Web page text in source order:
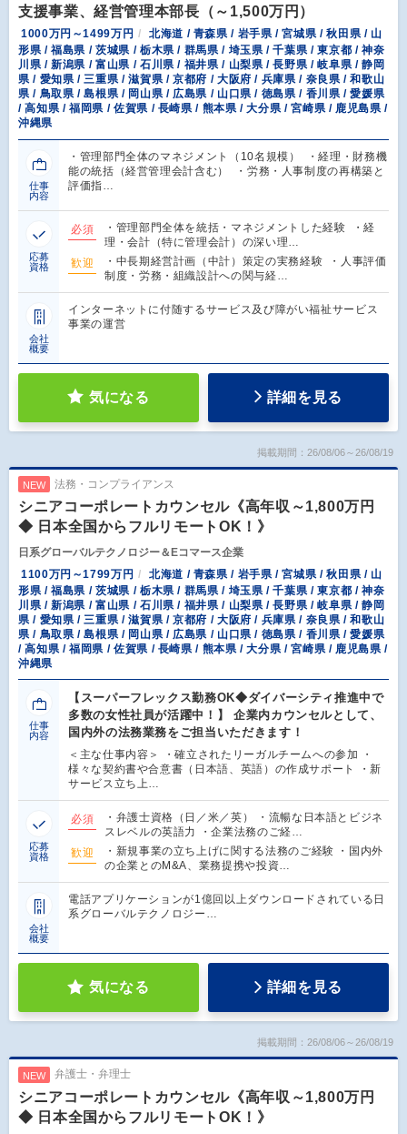
支援事業、経営管理本部長（～1,500万円）
1000万円～1499万円
北海道 / 青森県 / 岩手県 / 宮城県 / 秋田県 / 山
形県 / 福島県 / 茨城県 / 栃木県 / 群馬県 / 埼玉県 / 千葉県 / 東京都 / 神奈
川県 / 新潟県 / 富山県 / 石川県 / 福井県 / 山梨県 / 長野県 / 岐阜県 / 静岡
県 / 愛知県 / 三重県 / 滋賀県 / 京都府 / 大阪府 / 兵庫県 / 奈良県 / 和歌山
県 / 鳥取県 / 島根県 / 岡山県 / 広島県 / 山口県 / 徳島県 / 香川県 / 愛媛県
/ 高知県 / 福岡県 / 佐賀県 / 長崎県 / 熊本県 / 大分県 / 宮崎県 / 鹿児島県 /
沖縄県
仕事
内容
・管理部門全体のマネジメント（10名規模） ・経理・財務機
能の統括（経営管理会計含む） ・労務・人事制度の再構築と
評価指…
応募
資格
必須
・管理部門全体を統括・マネジメントした経験 ・経
理・会計（特に管理会計）の深い理…
歓迎
・中長期経営計画（中計）策定の実務経験 ・人事評価
制度・労務・組織設計への関与経…
会社
概要
インターネットに付随するサービス及び障がい福祉サービス
事業の運営
気になる 詳細を見る
掲載期間：26/08/06～26/08/19
NEW 法務・コンプライアンス
シニアコーポレートカウンセル《高年収～1,800万円
◆ 日本全国からフルリモートOK！》
日系グローバルテクノロジー＆Eコマース企業
1100万円～1799万円
北海道 / 青森県 / 岩手県 / 宮城県 / 秋田県 / 山
形県 / 福島県 / 茨城県 / 栃木県 / 群馬県 / 埼玉県 / 千葉県 / 東京都 / 神奈
川県 / 新潟県 / 富山県 / 石川県 / 福井県 / 山梨県 / 長野県 / 岐阜県 / 静岡
県 / 愛知県 / 三重県 / 滋賀県 / 京都府 / 大阪府 / 兵庫県 / 奈良県 / 和歌山
県 / 鳥取県 / 島根県 / 岡山県 / 広島県 / 山口県 / 徳島県 / 香川県 / 愛媛県
/ 高知県 / 福岡県 / 佐賀県 / 長崎県 / 熊本県 / 大分県 / 宮崎県 / 鹿児島県 /
沖縄県
仕事
内容
【スーパーフレックス勤務OK◆ダイバーシティ推進中で
多数の女性社員が活躍中！】 企業内カウンセルとして、
国内外の法務業務をご担当いただきます！
＜主な仕事内容＞ ・確立されたリーガルチームへの参加 ・
様々な契約書や合意書（日本語、英語）の作成サポート ・新
サービス立ち上…
応募
資格
必須
・弁護士資格（日／米／英） ・流暢な日本語とビジネ
スレベルの英語力 ・企業法務のご経…
歓迎
・新規事業の立ち上げに関する法務のご経験 ・国内外
の企業とのM&A、業務提携や投資…
会社
概要
電話アプリケーションが1億回以上ダウンロードされている日
系グローバルテクノロジー…
気になる 詳細を見る
掲載期間：26/08/06～26/08/19
NEW 弁護士・弁理士
シニアコーポレートカウンセル《高年収～1,800万円
◆ 日本全国からフルリモートOK！》